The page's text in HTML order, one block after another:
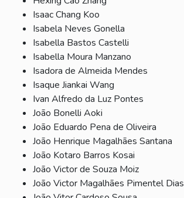
Isaac Chang Koo
Isabela Neves Gonella
Isabella Bastos Castelli
Isabella Moura Manzano
Isadora de Almeida Mendes
Isaque Jiankai Wang
Ivan Alfredo da Luz Pontes
João Bonelli Aoki
João Eduardo Pena de Oliveira
João Henrique Magalhães Santana
João Kotaro Barros Kosai
João Victor de Souza Moiz
João Victor Magalhães Pimentel Dias